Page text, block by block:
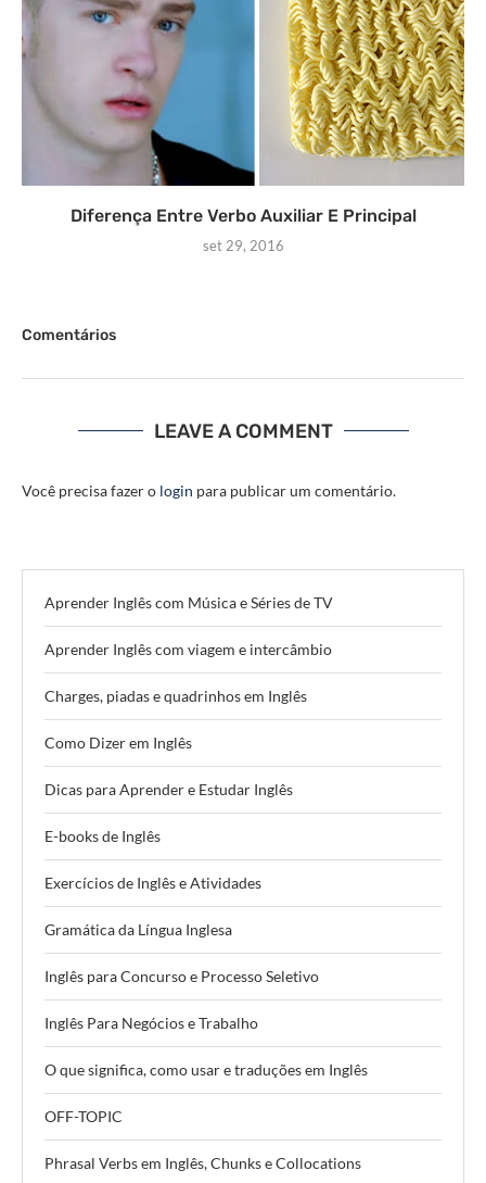
Diferença Entre Verbo Auxiliar E Principal
set 29, 2016
Comentários
LEAVE A COMMENT
Você precisa fazer o login para publicar um comentário.
Aprender Inglês com Música e Séries de TV
Aprender Inglês com viagem e intercâmbio
Charges, piadas e quadrinhos em Inglês
Como Dizer em Inglês
Dicas para Aprender e Estudar Inglês
E-books de Inglês
Exercícios de Inglês e Atividades
Gramática da Língua Inglesa
Inglês para Concurso e Processo Seletivo
Inglês Para Negócios e Trabalho
O que significa, como usar e traduções em Inglês
OFF-TOPIC
Phrasal Verbs em Inglês, Chunks e Collocations